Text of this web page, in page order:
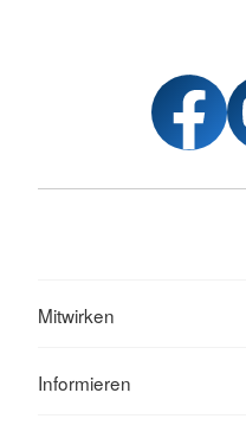
Mitwirken
Informieren